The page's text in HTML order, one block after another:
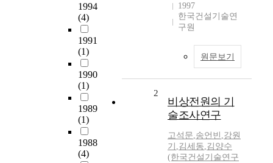
1994
(4)
1991
(1)
1990
(1)
1989
(1)
1988
(4)
1997
한국건설기술연
구원
원문보기
2
비상전원의 기
술조사연구
고석문,송언빈 ,강원
기 ,김세동,김양수
(한국건설기술연구